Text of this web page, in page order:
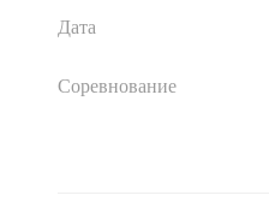
Дата
Соревнование